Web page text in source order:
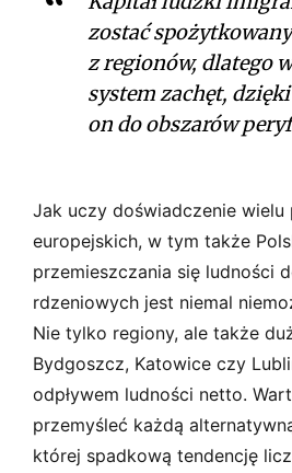
zostać
z regionów, dlatego
system zachęt,
on do obszarów
Jak uczy doświadczenie wielu
europejskich, w tym także
przemieszczania się ludności
rdzeniowych jest niemal
Nie tylko regiony, ale także
Bydgoszcz, Katowice czy
odpływem ludności netto.
przemyśleć każdą
której spadkową tendencję